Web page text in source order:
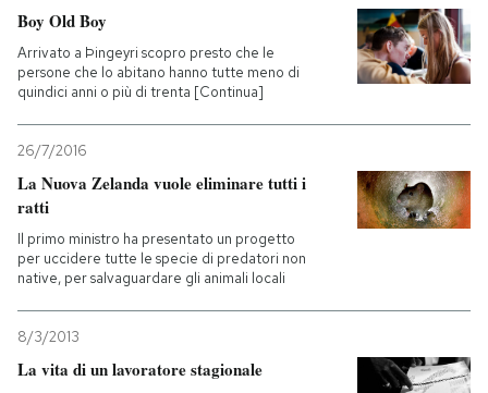
Boy Old Boy
Arrivato a Þingeyri scopro presto che le
persone che lo abitano hanno tutte meno di
quindici anni o più di trenta [Continua]
26/7/2016
La Nuova Zelanda vuole eliminare tutti i
ratti
Il primo ministro ha presentato un progetto
per uccidere tutte le specie di predatori non
native, per salvaguardare gli animali locali
8/3/2013
La vita di un lavoratore stagionale